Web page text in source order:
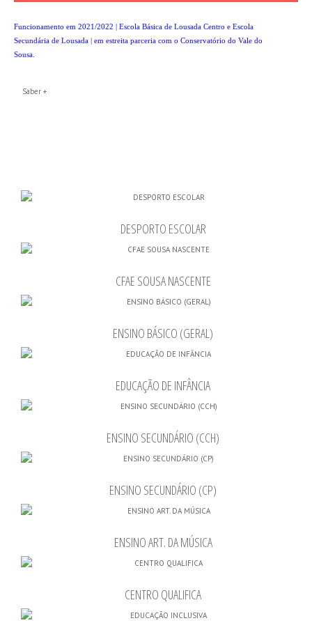
Funcionamento em 2021/2022 | Escola Básica de Lousada Centro e Escola
Secundária de Lousada | em estreita parceria com o Conservatório do Vale do
Sousa
Saber +
DESPORTO ESCOLAR
CFAE SOUSA NASCENTE
ENSINO BÁSICO (GERAL)
EDUCAÇÃO DE INFÂNCIA
ENSINO SECUNDÁRIO (CCH)
ENSINO SECUNDÁRIO (CP)
ENSINO ART. DA MÚSICA
CENTRO QUALIFICA